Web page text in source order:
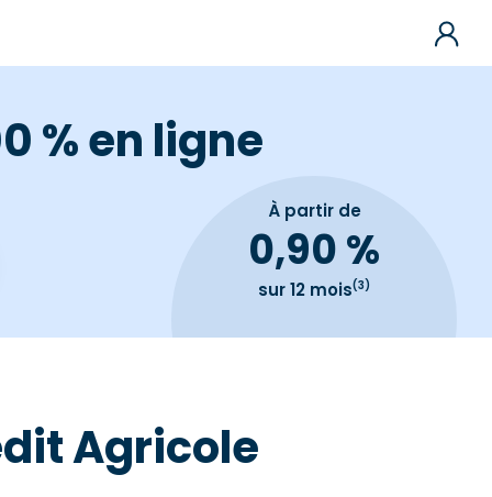
% en ligne
À partir de
0,90 %
sur 12 mois(3)
Agricole